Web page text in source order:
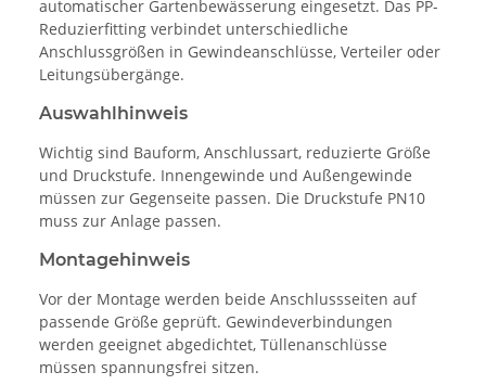
automatischer Gartenbewässerung eingesetzt. Das PP-
Reduzierfitting verbindet unterschiedliche
Anschlussgrößen in Gewindeanschlüsse, Verteiler oder
Leitungsübergänge.
Auswahlhinweis
Wichtig sind Bauform, Anschlussart, reduzierte Größe
und Druckstufe. Innengewinde und Außengewinde
müssen zur Gegenseite passen. Die Druckstufe PN10
muss zur Anlage passen.
Montagehinweis
Vor der Montage werden beide Anschlussseiten auf
passende Größe geprüft. Gewindeverbindungen
werden geeignet abgedichtet, Tüllenanschlüsse
müssen spannungsfrei sitzen.